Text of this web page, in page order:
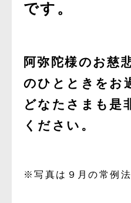
です。
阿弥陀様のお慈
のひとときをお
どなたさまも是
ください。
※写真は９月の常例